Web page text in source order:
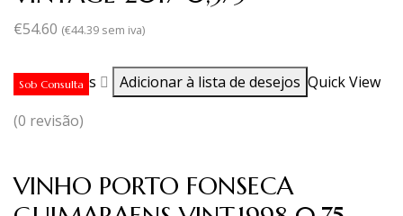
€54.60 (€44.39 sem iva)
Sob Consulta
Ler mais Adicionar à lista de desejos Quick View
(0 revisão)
VINHO PORTO FONSECA